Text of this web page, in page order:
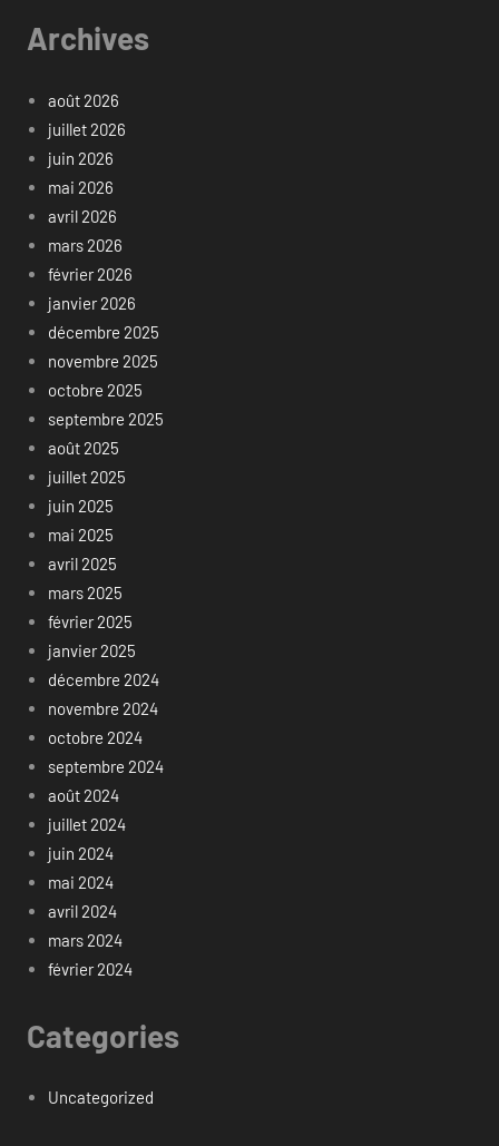
Archives
août 2026
juillet 2026
juin 2026
mai 2026
avril 2026
mars 2026
février 2026
janvier 2026
décembre 2025
novembre 2025
octobre 2025
septembre 2025
août 2025
juillet 2025
juin 2025
mai 2025
avril 2025
mars 2025
février 2025
janvier 2025
décembre 2024
novembre 2024
octobre 2024
septembre 2024
août 2024
juillet 2024
juin 2024
mai 2024
avril 2024
mars 2024
février 2024
Categories
Uncategorized